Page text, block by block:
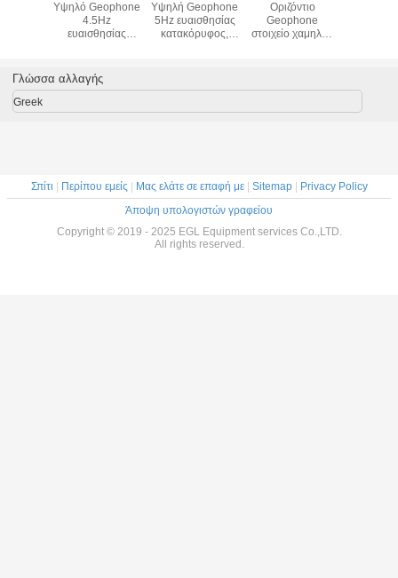
m/s
Υψηλό Geophone
4.5Hz
ευαισθησίας
100V/m/s
Υψηλή Geophone
5Hz ευαισθησίας
κατακόρυφος,
αισθητήρας
Οριζόντιο
Geophone
στοιχείο χαμηλής
Γλώσσα αλλαγής
Greek
Σπίτι Περίπου εμείς Μας ελάτε σε επαφή με| Sitemap|
Privacy Policy
Άποψη υπολογιστών γραφείου
Copyright © 2019 - 2025 EGL Equipment services Co.,LTD.
All rights reserved.